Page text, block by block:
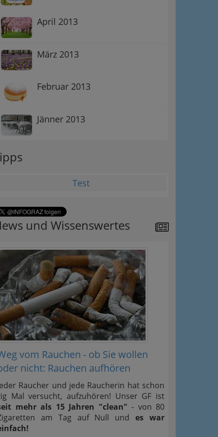
April 2013
März 2013
Februar 2013
Jänner 2013
Test
und Wissenswertes
vom Rauchen - ob Sie wollen
nicht: Rauchen aufhören
Raucher und jede Raucherin hat schon
Mal versucht, aufzuhören! Unser GF ist
mehr als 15 Jahren "clean" - von 80
am Tag auf Null undes war